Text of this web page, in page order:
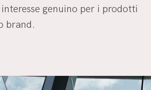
genuino per i prodotti
brand.